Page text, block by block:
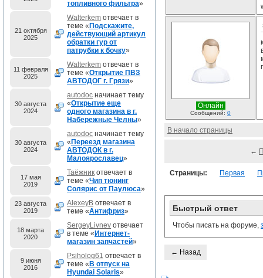
топливного фильтра»
21 октября
2025
Walterkem отвечает в
теме « Подскажите,
действующий артикул
обратки гур от
патрубки к бочку»
11 февраля
2025
Walterkem отвечает в
теме «Открытие ПВЗ
АВТОДОГ г. Грязи»
30 августа
2024
autodoc начинает тему
«Открытие еще
одного магазина в г.
Набережные Челны»
30 августа
2024
autodoc начинает тему
« Переезд магазина
АВТОДОК в г.
Малоярославец»
17 мая
2019
Таёжник отвечает в
теме «Чип тюнинг
Солярис от Паулюса»
23 августа
2019
AlexeyB отвечает в
теме «Антифриз»
18 марта
2020
SergeyLivnev отвечает
в теме « Интернет-
магазин запчастей»
9 июня
2016
Psiholog61 отвечает в
теме « В отпуск на
Hyundai Solaris»
Онлайн
Сообщений: 0
В начало страницы
←
Страницы: Первая
Быстрый ответ
Чтобы писать на форуме,
← Назад